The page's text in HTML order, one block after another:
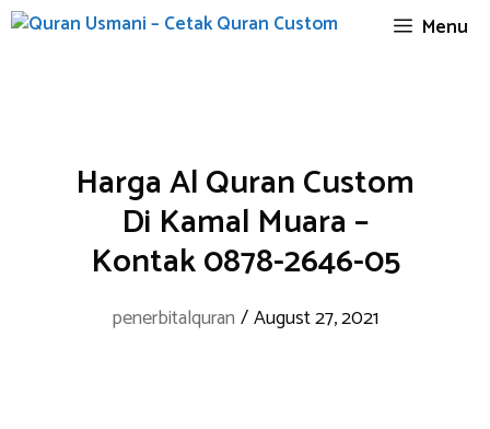
Skip
Menu
Harga Al Quran Custom
Di Kamal Muara –
Kontak 0878-2646-05
penerbitalquran /August 27, 2021